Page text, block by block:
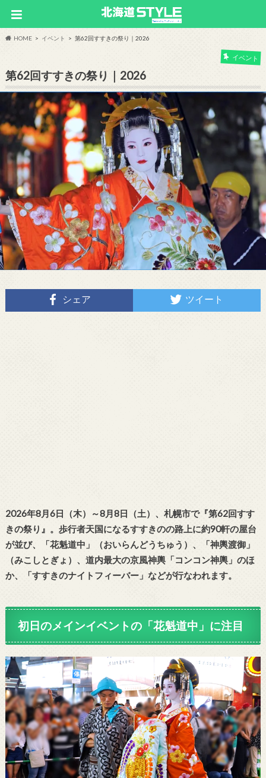
HOME イベント 第62回すすきの祭り｜2026
イベント
第62回すすきの祭り｜2026
シェア ツイート
2026年8月6日（木）～8月8日（土） 、札幌市で『第62回すす
きの祭り』。歩行者天国になるすすきのの路上に約90軒の屋台
が並び、「花魁道中」（おいらんどうちゅう）、「神輿渡御」
（みこしとぎょ）、道内最大の京風神輿「コンコン神輿」のほ
か、「すすきのナイトフィーバー」などが行なわれます。
初日のメインイベントの「花魁道中」に注目